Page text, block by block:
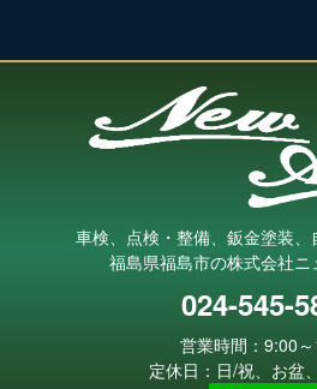
車検、点検・整備、鈑金塗装
福島県福島市の株式会社ニ
024-545-
営業時間：9:00
定休日：日/祝、お盆